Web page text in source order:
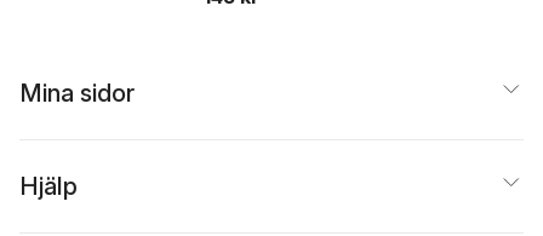
Mina sidor
Hjälp